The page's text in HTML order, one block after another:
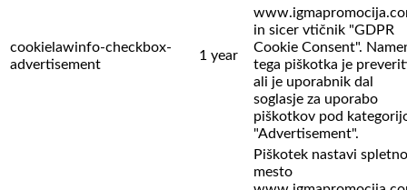
cookielawinfo-checkbox-
advertisement
1 year
in sicer vtičnik "GDPR
Cookie Consent".
tega piškotka je
ali je uporabnik dal
soglasje za uporabo
piškotkov pod
"Advertisement".
Piškotek nastavi spletno
mesto